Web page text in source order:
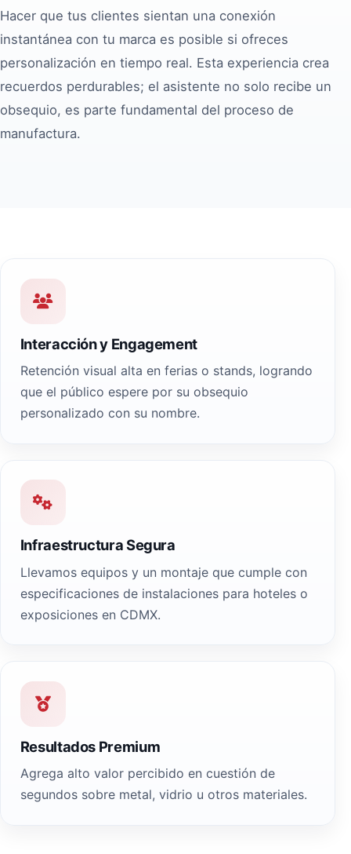
Hacer que tus clientes sientan una conexión
instantánea con tu marca es posible si ofreces
personalización en tiempo real. Esta experiencia crea
recuerdos perdurables; el asistente no solo recibe un
obsequio, es parte fundamental del proceso de
manufactura.
Interacción y Engagement
Retención visual alta en ferias o stands, logrando
que el público espere por su obsequio
personalizado con su nombre.
Infraestructura Segura
Llevamos equipos y un montaje que cumple con
especificaciones de instalaciones para hoteles o
exposiciones en CDMX.
Resultados Premium
Agrega alto valor percibido en cuestión de
segundos sobre metal, vidrio u otros materiales.